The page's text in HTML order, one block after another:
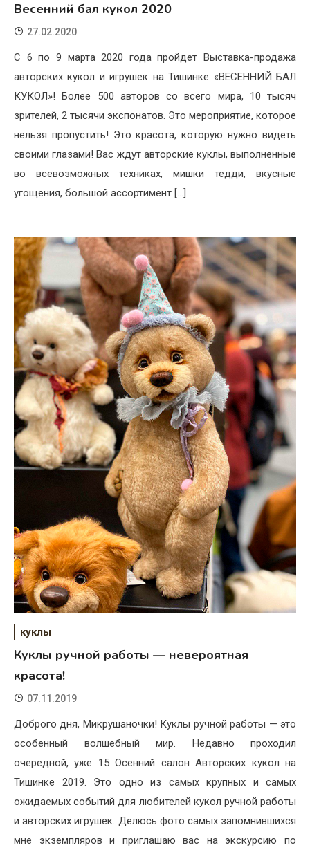
Весенний бал кукол 2020
27.02.2020
С 6 по 9 марта 2020 года пройдет Выставка-продажа
авторских кукол и игрушек на Тишинке «ВЕСЕННИЙ БАЛ
КУКОЛ»! Более 500 авторов со всего мира, 10 тысяч
зрителей, 2 тысячи экспонатов. Это мероприятие, которое
нельзя пропустить! Это красота, которую нужно видеть
своими глазами! Вас ждут авторские куклы, выполненные
во всевозможных техниках, мишки тедди, вкусные
угощения, большой ассортимент […]
куклы
Куклы ручной работы — невероятная
красота!
07.11.2019
Доброго дня, Микрушаночки! Куклы ручной работы — это
особенный волшебный мир. Недавно проходил
очередной, уже 15 Осенний салон Авторских кукол на
Тишинке 2019. Это одно из самых крупных и самых
ожидаемых событий для любителей кукол ручной работы
и авторских игрушек. Делюсь фото самых запомнившихся
мне экземпляров и приглашаю вас на экскурсию по